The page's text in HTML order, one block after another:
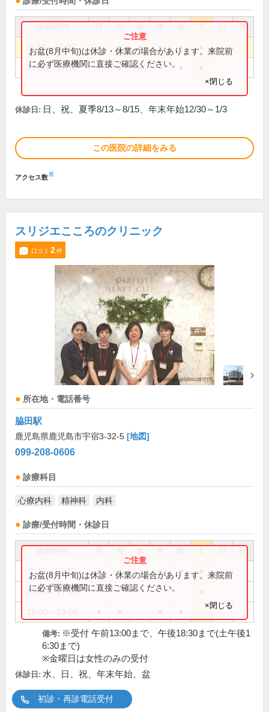
祝
8:30～12:30 ● ● ● ● ●
14:30～17:30 ● ● ● ●
お盆(8月中旬)は休診・休業の場合があります。来院前
に必ず医療機関に直接ご確認ください。
×閉じる
休診日: 日、祝、夏季8/13～8/15、年末年始12/30～1/3
この医院の詳細をみる
アクセス数※
スリジエこころのクリニック
口コミ 2件
所在地・電話番号
脇田駅
鹿児島県鹿児島市宇宿3-32-5 [地図]
099-208-0606
診療科目
心療内科 精神科 内科
診療/受付時間・休診日
祝
9:30～13:30 ● ● ● ●
15:00～17:00
お盆(8月中旬)は休診・休業の場合があります。来院前
に必ず医療機関に直接ご確認ください。
×閉じる
備考: ※受付 午前13:00まで、午後18:30まで(土午後1
6:30まで)
※金曜日は女性のみの受付
休診日: 水、日、祝、年末年始、盆
初診・再診電話受付